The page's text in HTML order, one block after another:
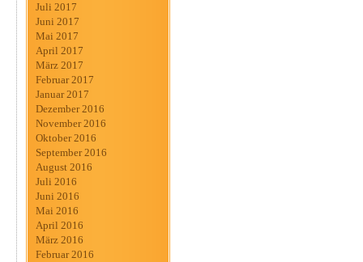
Juli 2017
Juni 2017
Mai 2017
April 2017
März 2017
Februar 2017
Januar 2017
Dezember 2016
November 2016
Oktober 2016
September 2016
August 2016
Juli 2016
Juni 2016
Mai 2016
April 2016
März 2016
Februar 2016